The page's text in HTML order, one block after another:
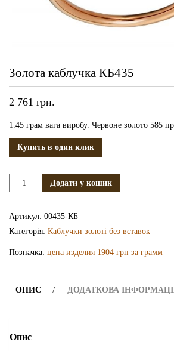
Золота каблучка КБ435
2 761 грн.
1.45 грам вага виробу. Червоне золото 585
Купить в один клик
Золота
Додати у кошик
Артикул: 00435-КБ
Категорія: Каблучки золоті без вставок
Позначка: цена изделия 1904 грн за грамм
ОПИС ДОДАТКОВА
Опис